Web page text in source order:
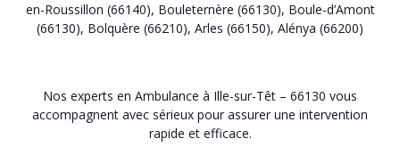
en-Roussillon (66140), Bouleternère (66130), Boule-d’Amont
(66130), Bolquère (66210), Arles (66150), Alénya (66200)
Nos experts en Ambulance à Ille-sur-Têt – 66130 vous
accompagnent avec sérieux pour assurer une intervention
rapide et efficace.